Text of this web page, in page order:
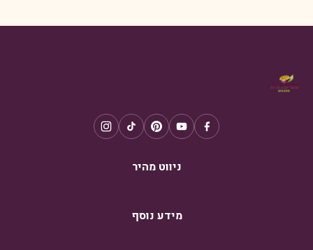
ניווט מהיר
מידע נוסף